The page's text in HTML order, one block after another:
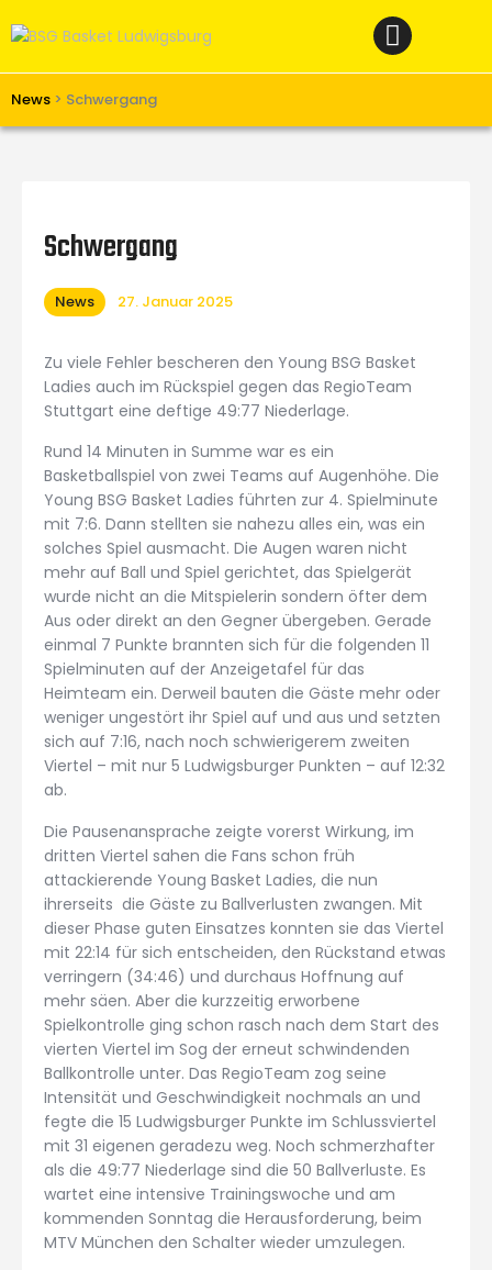
News > Schwergang
Verein
Unterstützen
Links
Schwergang
News 27. Januar 2025
Zu viele Fehler bescheren den Young BSG Basket
Ladies auch im Rückspiel gegen das RegioTeam
Stuttgart eine deftige 49:77 Niederlage.
Rund 14 Minuten in Summe war es ein
Basketballspiel von zwei Teams auf Augenhöhe. Die
Young BSG Basket Ladies führten zur 4. Spielminute
mit 7:6. Dann stellten sie nahezu alles ein, was ein
solches Spiel ausmacht. Die Augen waren nicht
mehr auf Ball und Spiel gerichtet, das Spielgerät
wurde nicht an die Mitspielerin sondern öfter dem
Aus oder direkt an den Gegner übergeben. Gerade
einmal 7 Punkte brannten sich für die folgenden 11
Spielminuten auf der Anzeigetafel für das
Heimteam ein. Derweil bauten die Gäste mehr oder
weniger ungestört ihr Spiel auf und aus und setzten
sich auf 7:16, nach noch schwierigerem zweiten
Viertel – mit nur 5 Ludwigsburger Punkten – auf 12:32
ab.
Die Pausenansprache zeigte vorerst Wirkung, im
dritten Viertel sahen die Fans schon früh
attackierende Young Basket Ladies, die nun
ihrerseits die Gäste zu Ballverlusten zwangen. Mit
dieser Phase guten Einsatzes konnten sie das Viertel
mit 22:14 für sich entscheiden, den Rückstand etwas
verringern (34:46) und durchaus Hoffnung auf
mehr säen. Aber die kurzzeitig erworbene
Spielkontrolle ging schon rasch nach dem Start des
vierten Viertel im Sog der erneut schwindenden
Ballkontrolle unter. Das RegioTeam zog seine
Intensität und Geschwindigkeit nochmals an und
fegte die 15 Ludwigsburger Punkte im Schlussviertel
mit 31 eigenen geradezu weg. Noch schmerzhafter
als die 49:77 Niederlage sind die 50 Ballverluste. Es
wartet eine intensive Trainingswoche und am
kommenden Sonntag die Herausforderung, beim
MTV München den Schalter wieder umzulegen.